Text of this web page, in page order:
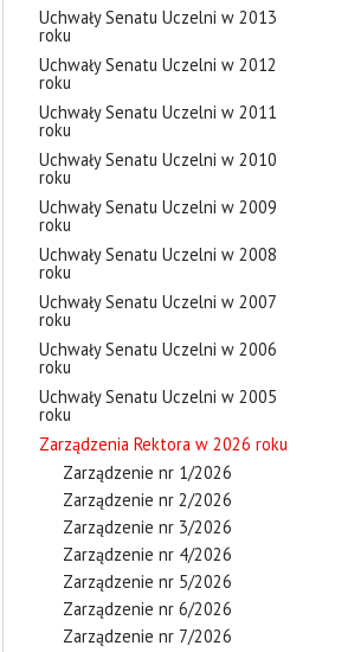
Uchwały Senatu Uczelni w 2013
roku
Uchwały Senatu Uczelni w 2012
roku
Uchwały Senatu Uczelni w 2011
roku
Uchwały Senatu Uczelni w 2010
roku
Uchwały Senatu Uczelni w 2009
roku
Uchwały Senatu Uczelni w 2008
roku
Uchwały Senatu Uczelni w 2007
roku
Uchwały Senatu Uczelni w 2006
roku
Uchwały Senatu Uczelni w 2005
roku
Zarządzenia Rektora w 2026 roku
Zarządzenie nr 1/2026
Zarządzenie nr 2/2026
Zarządzenie nr 3/2026
Zarządzenie nr 4/2026
Zarządzenie nr 5/2026
Zarządzenie nr 6/2026
Zarządzenie nr 7/2026